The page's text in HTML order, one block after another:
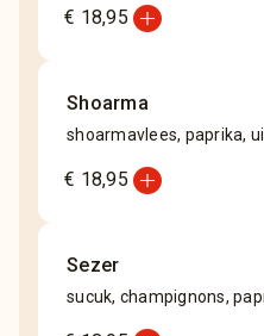
€ 18,95 add_circle
Shoarma
shoarmavlees, paprika,
€ 18,95 add_circle
Sezer
sucuk, champignons,